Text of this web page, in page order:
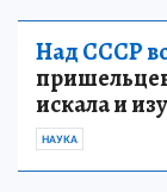
Над СССР
искала и
НАУКА